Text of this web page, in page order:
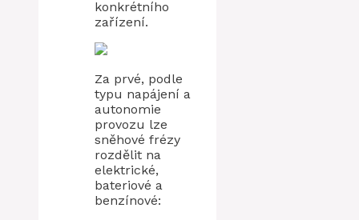
konkrétního
zařízení.
Za prvé, podle
typu napájení a
autonomie
provozu lze
sněhové frézy
rozdělit na
elektrické,
bateriové a
benzínové: